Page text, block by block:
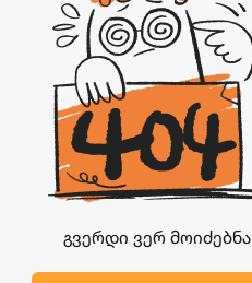
გვერდი ვერ მოიძებნა